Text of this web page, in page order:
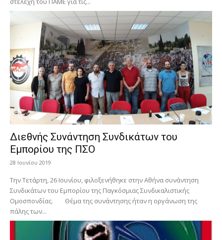
Διεθνής Συνάντηση Συνδικάτων του
Εμπορίου της ΠΣΟ
28 Ιουνίου 2019
Την Τετάρτη, 26 Ιουνίου, φιλοξενήθηκε στην Αθήνα συνάντηση
Συνδικάτων του Εμπορίου της Παγκόσμιας Συνδικαλιστικής
Ομοσπονδίας. Θέμα της συνάντησης ήταν η οργάνωση της
πάλης των...